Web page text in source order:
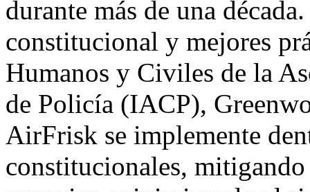
durante más de una
constitucional y mejores
Humanos y Civiles de la
de Policía (IACP),
AirFrisk se implemente
constitucionales,